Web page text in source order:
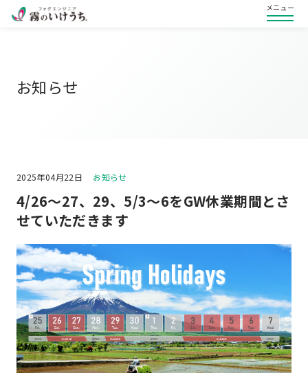
メニュー
お知らせ
2025年04月22日 お知らせ
4/26～27、29、5/3～6をGW休業期間とさ
せていただきます